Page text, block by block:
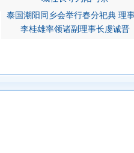
泰国潮阳同乡会举行春分祀典 理
李桂雄率领诸副理事长虔诚晋